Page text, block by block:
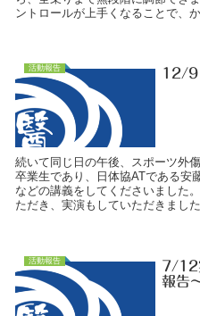
ントロールが上手くなることで、
活動報告 12/9
続いて同じ日の午後、スポーツ外
卒業生であり、日体協ATである安
などの講義をしてくださいました
ただき、実演もしていただきまし
活動報告
7/12
報告